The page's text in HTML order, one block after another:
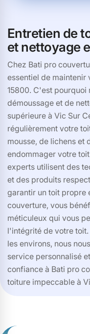
Entretien de
et nettoyage
Chez Bati pro
essentiel de maintenir
15800. C'est pourquoi
démoussage et de
supérieure à Vic Sur
régulièrement votre
mousse, de lichens et
endommager votre
experts utilisent des
et des produits
garantir un toit propre
couverture, vous
méticuleux qui vous
l'intégrité de votre toit.
les environs, nous
service personnalisé
confiance à Bati pro
toiture impeccable à